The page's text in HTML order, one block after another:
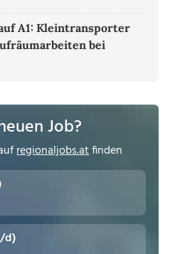
A1: Kleintransporter
bei
Job?
regionaljobs.atfinden
d)